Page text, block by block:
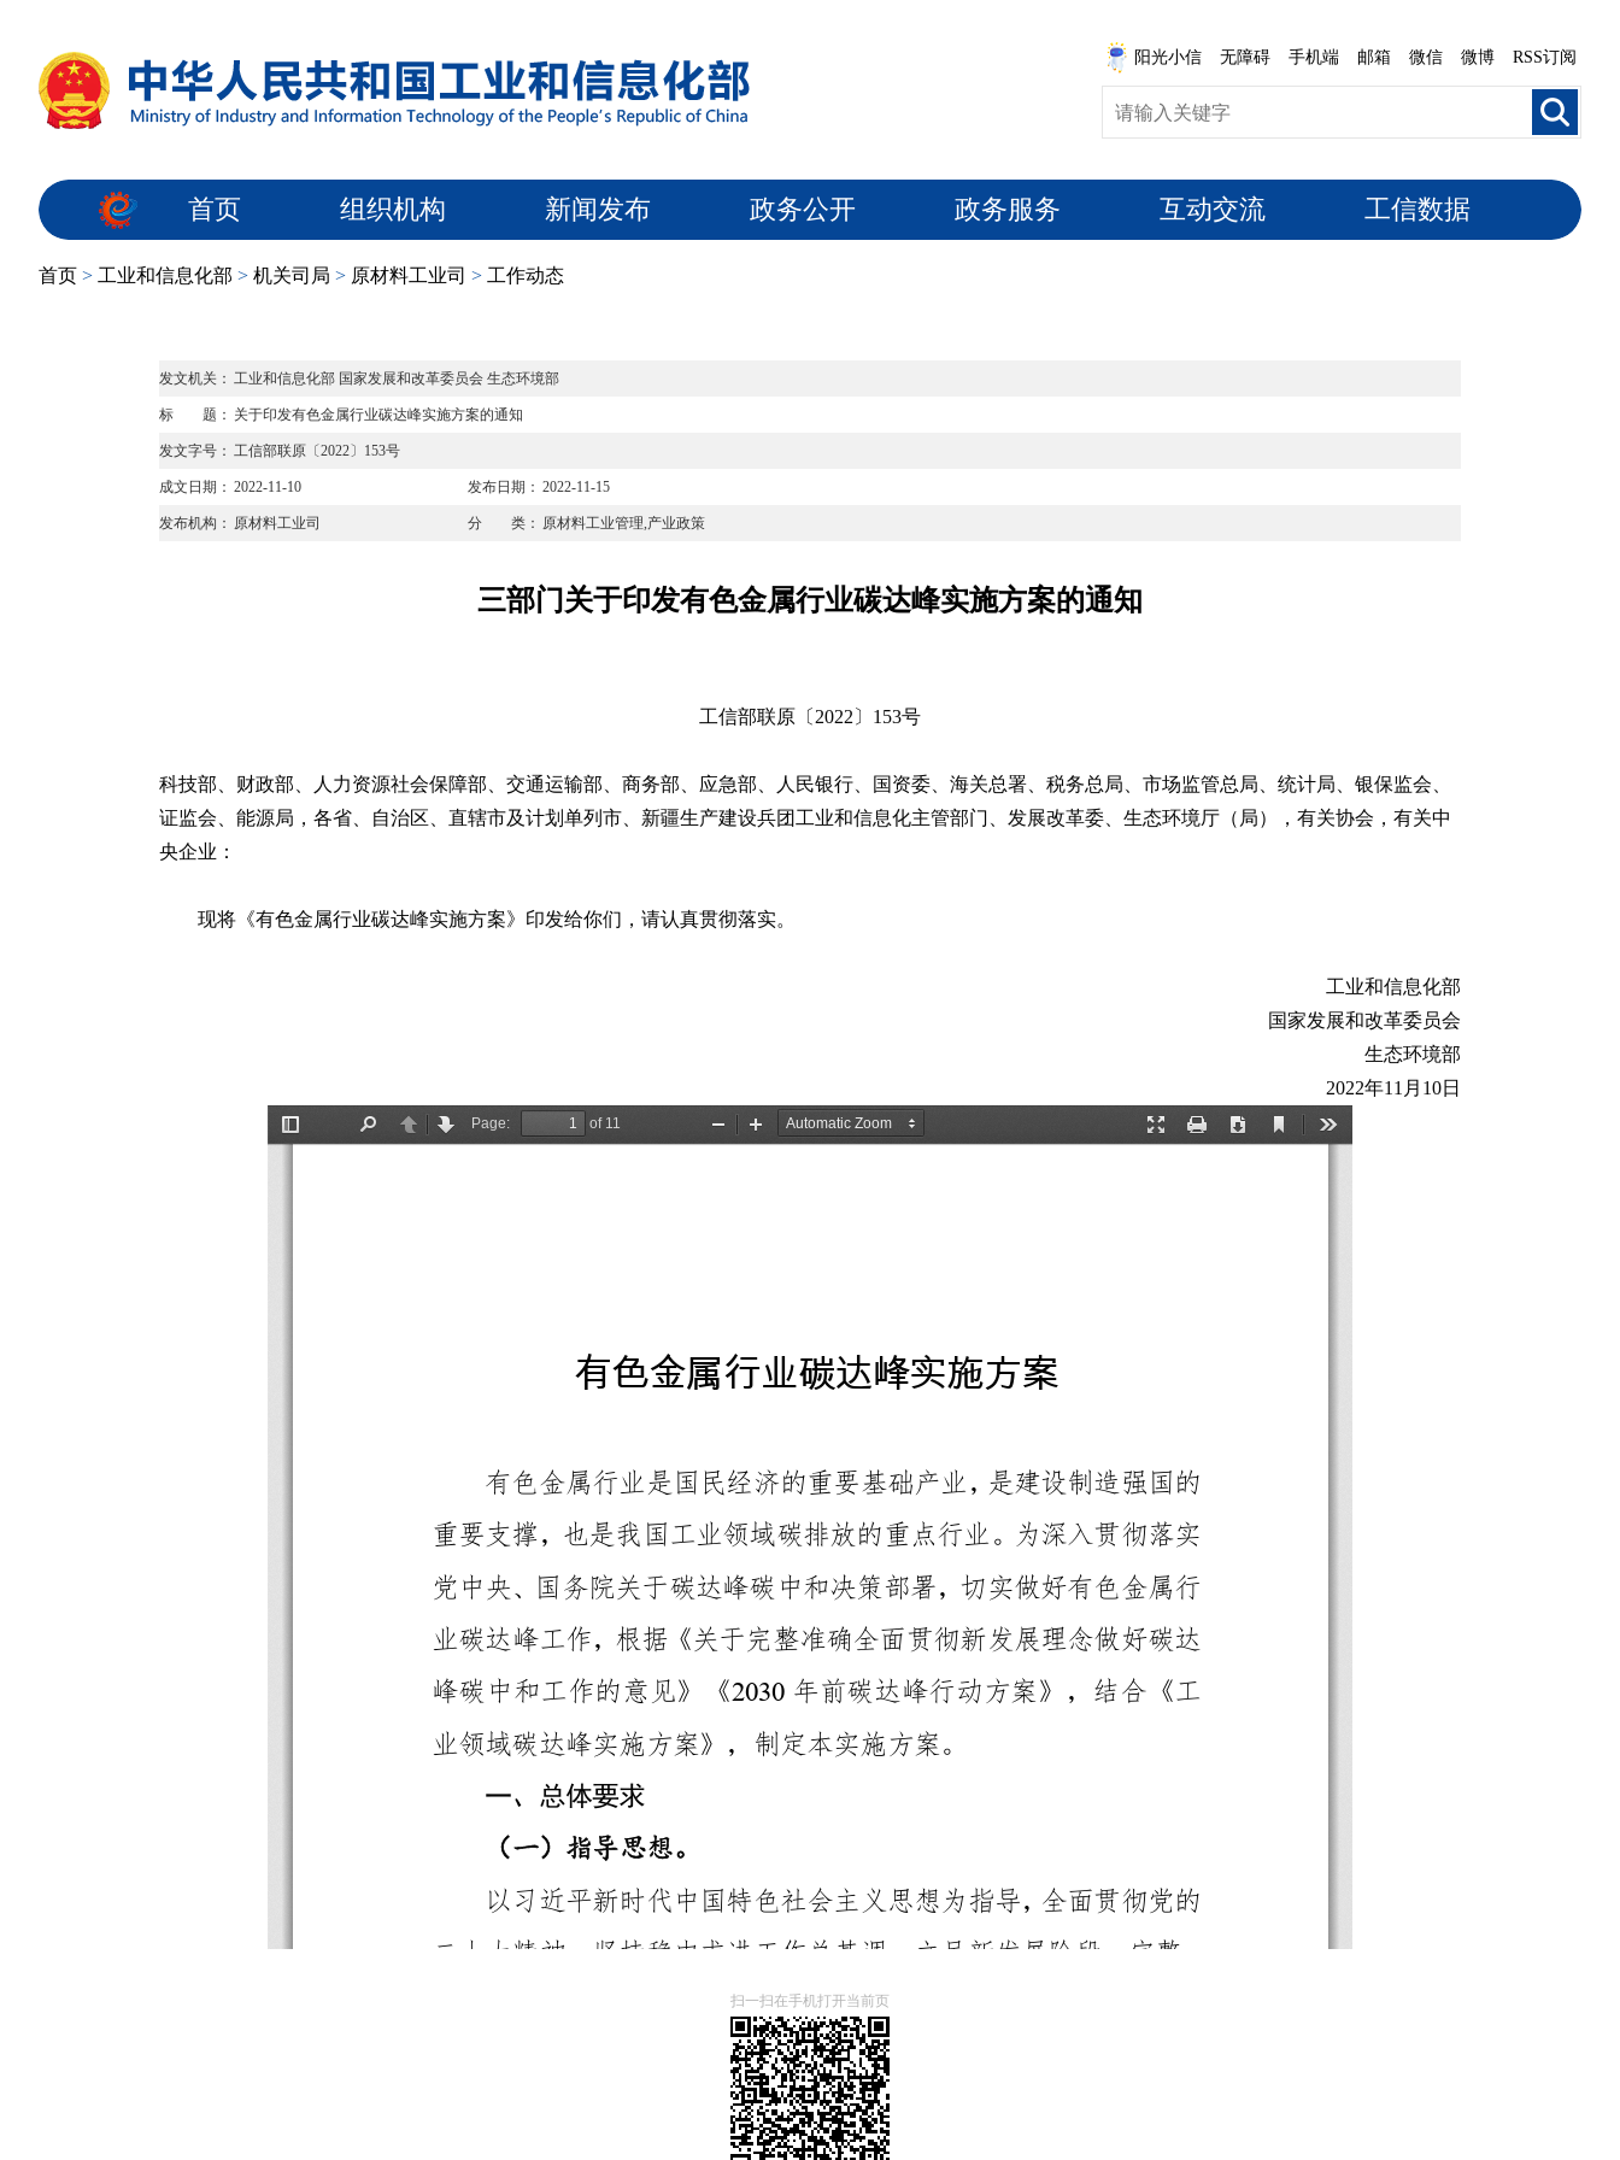
阳光小信 无障碍 手机端 邮箱 微信 微博 RSS订阅
首页 组织机构 新闻发布 政务公开 政务服务 互动交流 工信数据
首页 > 工业和信息化部 > 机关司局 > 原材料工业司 > 工作动态
发文机关： 工业和信息化部 国家发展和改革委员会 生态环境部
标 题： 关于印发有色金属行业碳达峰实施方案的通知
发文字号： 工信部联原〔2022〕153号
成文日期： 2022-11-10 发布日期： 2022-11-15
发布机构： 原材料工业司 分 类： 原材料工业管理,产业政策
三部门关于印发有色金属行业碳达峰实施方案的通知
工信部联原〔2022〕153号
科技部、财政部、人力资源社会保障部、交通运输部、商务部、应急部、人民银行、国资委、海关总署、税务总局、市场监管总局、统计局、银保监会、
证监会、能源局，各省、自治区、直辖市及计划单列市、新疆生产建设兵团工业和信息化主管部门、发展改革委、生态环境厅（局），有关协会，有关中
央企业：
现将《有色金属行业碳达峰实施方案》印发给你们，请认真贯彻落实。
工业和信息化部
国家发展和改革委员会
生态环境部
2022年11月10日
扫一扫在手机打开当前页